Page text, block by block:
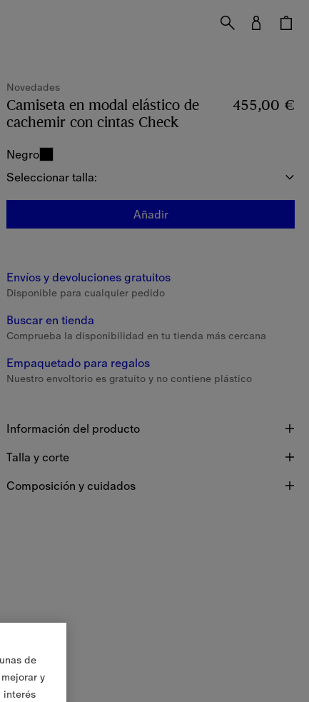
Novedades
Camiseta en modal elástico de
cachemir con cintas Check
455,00 €
Negro
Seleccionar talla:
Añadir
Envíos y devoluciones gratuitos
Disponible para cualquier pedido
Buscar en tienda
Comprueba la disponibilidad en tu tienda más cercana
Empaquetado para regalos
Nuestro envoltorio es gratuito y no contiene plástico
Información del producto
Talla y corte
Composición y cuidados
de
y
interés